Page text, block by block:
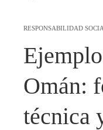
RESPONSABILIDAD
Omán:
técnica